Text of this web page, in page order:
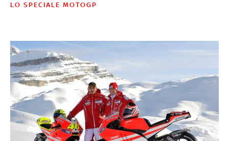
LO SPECIALE MOTOGP